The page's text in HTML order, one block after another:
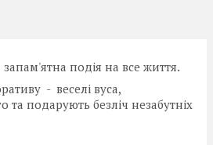
подія на все життя.
- веселі вуса,
подарують безліч незабутніх